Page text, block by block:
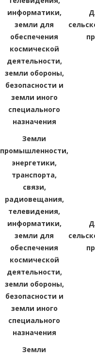
информатики,
земли для
обеспечения
космической
деятельности,
земли обороны,
безопасности и
земли иного
специального
назначения
Земли
промышленности,
энергетики,
транспорта,
связи,
радиовещания,
телевидения,
информатики,
земли для
обеспечения
космической
деятельности,
земли обороны,
безопасности и
земли иного
специального
назначения
Земли